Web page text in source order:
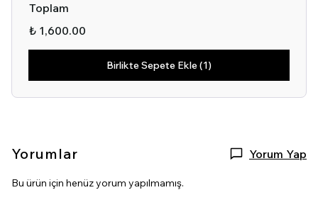
Toplam
₺ 1,600.00
Birlikte Sepete Ekle (1)
Yorumlar Yorum Yap
Bu ürün için henüz yorum yapılmamış.